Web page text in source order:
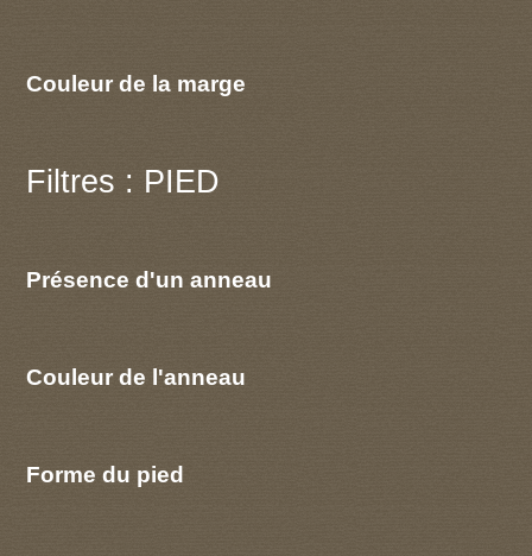
Couleur de la marge
Filtres : PIED
Présence d'un anneau
Couleur de l'anneau
Forme du pied